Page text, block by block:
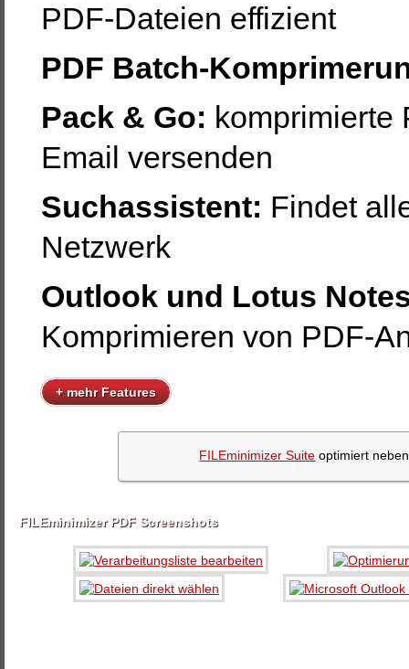
PDF-Dateien effizient
PDF Batch-
Pack & Go: komprimierte
Email versenden
Suchassistent: Findet
Netzwerk
Outlook und Lotus
Komprimieren von PDF-
+ mehr Features
FILEminimizer Suite optimiert
FILEminimizer PDF Screenshots